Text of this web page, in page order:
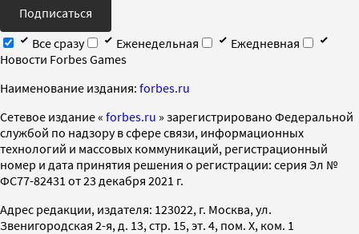
Подписаться
Все сразу
Еженедельная
Ежедневная
Новости Forbes Games
Наименование издания: forbes.ru
Cетевое издание « forbes.ru » зарегистрировано Федеральной
службой по надзору в сфере связи, информационных
технологий и массовых коммуникаций, регистрационный
номер и дата принятия решения о регистрации: серия Эл №
ФС77-82431 от 23 декабря 2021 г.
Адрес редакции, издателя: 123022, г. Москва, ул.
Звенигородская 2-я, д. 13, стр. 15, эт. 4, пом. X, ком. 1